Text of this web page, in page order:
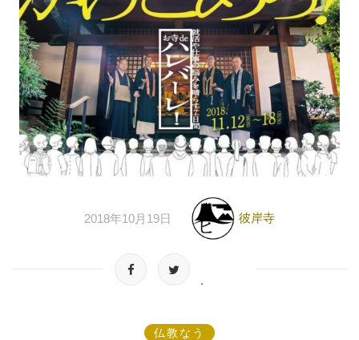
2018年10月19日 彼岸寺
仏教なう